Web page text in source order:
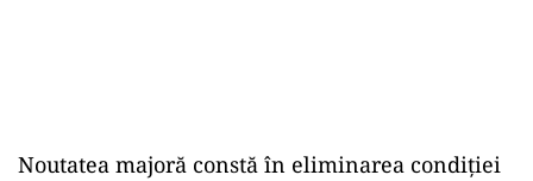
Noutatea majoră constă în eliminarea condiției